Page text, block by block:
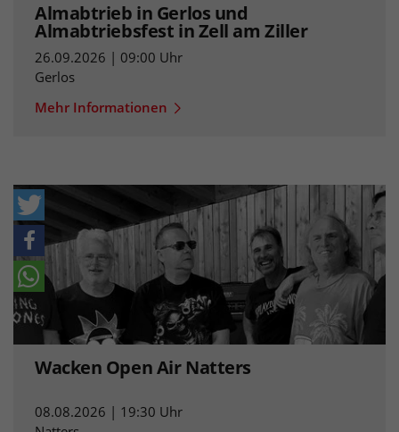
Almabtrieb in Gerlos und
Almabtriebsfest in Zell am Ziller
26.09.2026 | 09:00 Uhr
Gerlos
Mehr Informationen
Wacken Open Air Natters
08.08.2026 | 19:30 Uhr